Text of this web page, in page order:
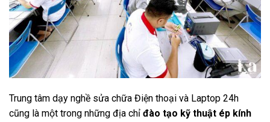
Trung tâm dạy nghề sửa chữa Điện thoại và Laptop 24h
cũng là một trong những địa chỉ đào tạo kỹ thuật ép kính